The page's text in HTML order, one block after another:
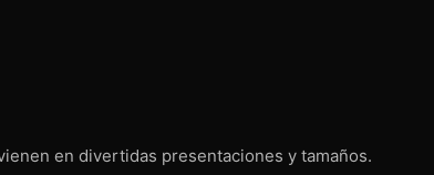
en divertidas presentaciones y tamaños.